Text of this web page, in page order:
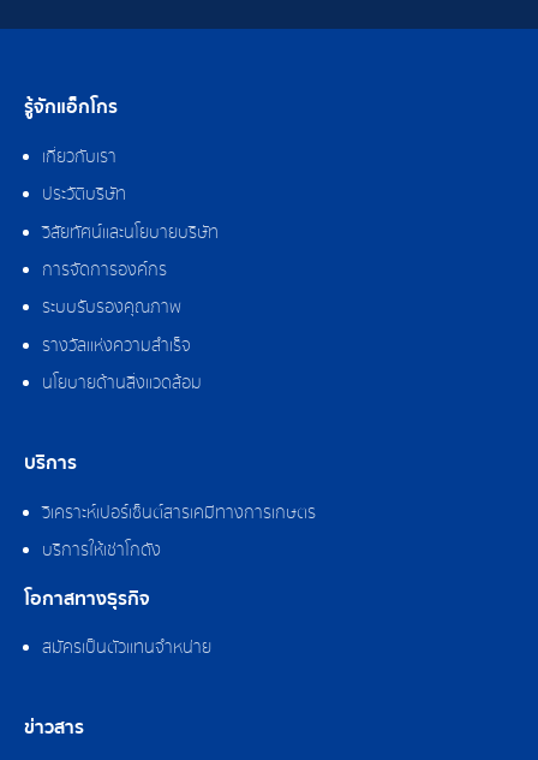
รู้จักแอ็กโกร
เกี่ยวกับเรา
ประวัติบริษัท
วิสัยทัศน์และนโยบายบริษัท
การจัดการองค์กร
ระบบรับรองคุณภาพ
รางวัลแห่งความสำเร็จ
นโยบายด้านสิ่งแวดล้อม
บริการ
วิเคราะห์เปอร์เซ็นต์สารเคมีทางการเกษตร
บริการให้เช่าโกดัง
โอกาสทางธุรกิจ
สมัครเป็นตัวแทนจำหน่าย
ข่าวสาร